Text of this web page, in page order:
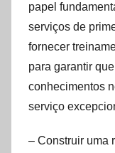
papel
serviços de
fornecer
para garantir
conhecimentos
serviço
– Construir uma